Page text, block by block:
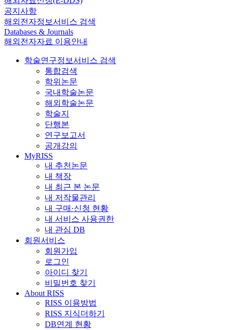
공지사항
해외전자정보서비스 검색
Databases & Journals
해외전자자료 이용안내
학술연구정보서비스 검색
통합검색
학위논문
국내학술논문
해외학술논문
학술지
단행본
연구보고서
공개강의
MyRISS
내 추천논문
내 책장
내 최근 본 논문
내 저작물관리
내 구매·신청 현황
내 서비스 사용권한
내 관심 DB
회원서비스
회원가입
로그인
아이디 찾기
비밀번호 찾기
About RISS
RISS 이용방법
RISS 지식더하기
DB연계 현황